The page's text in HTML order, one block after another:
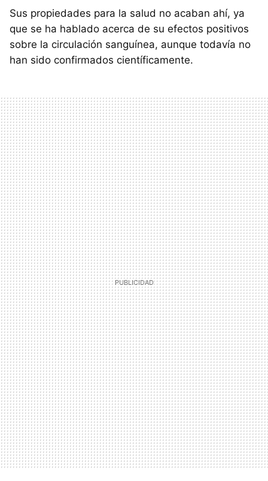
Sus propiedades para la salud no acaban ahí, ya
que se ha hablado acerca de su efectos positivos
sobre la circulación sanguínea, aunque todavía no
han sido confirmados científicamente.